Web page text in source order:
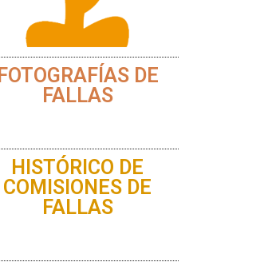
FOTOGRAFÍAS DE
FALLAS
HISTÓRICO DE
COMISIONES DE
FALLAS